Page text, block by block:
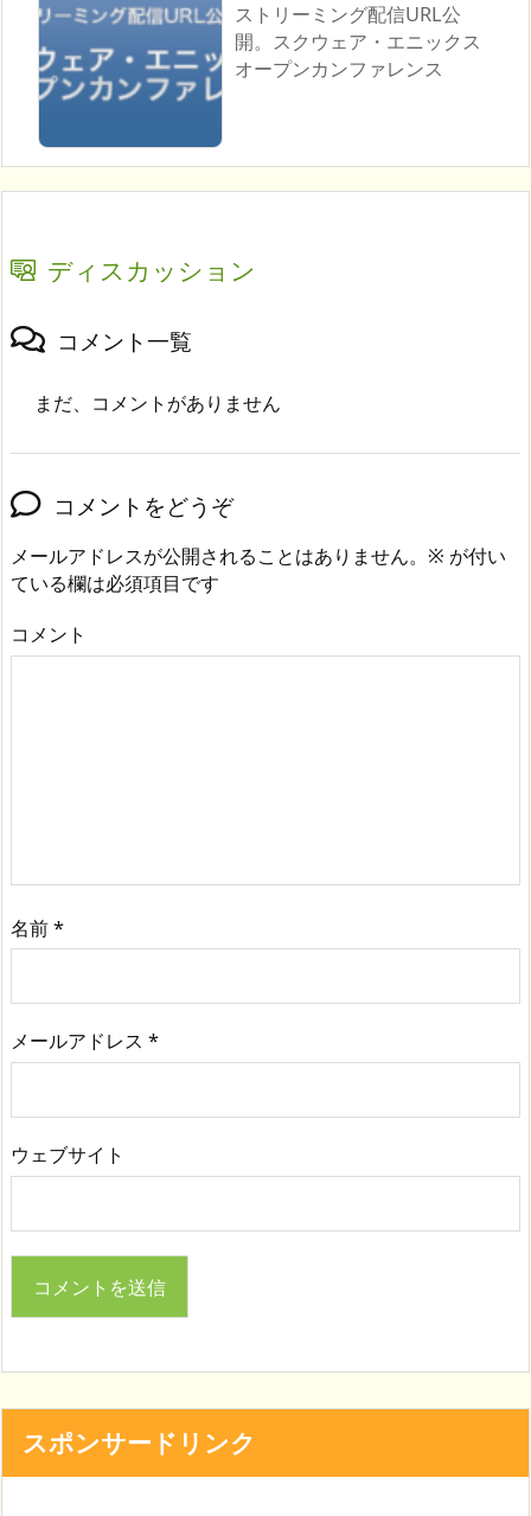
ストリーミング配信URL公
開。スクウェア・エニックス
オープンカンファレンス
ディスカッション
コメント一覧
まだ、コメントがありません
コメントをどうぞ
メールアドレスが公開されることはありません。 ※ が付い
ている欄は必須項目です
コメント
名前*
メールアドレス *
ウェブサイト
スポンサードリンク